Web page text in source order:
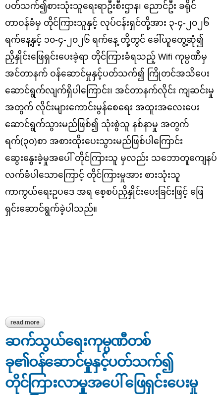
ပတ်သက်၍စားသုံးသူရေးရာဦးစီးဌာန၊ ညောင်ဦး ခရိုင်
တာဝန်ခံမှ တိုင်ကြားသူနှင့် လုပ်ငန်းရှင်တို့အား ၃-၄-၂၀၂၆
ရက်နေ့နှင့် ၁၀-၄-၂၀၂၆ ရက်နေ့ တို့တွင် ခေါ်ယူတွေ့ဆုံ၍
ညှိနှိုင်းဖြေရှင်းပေးခဲ့ရာ တိုင်ကြားခံရသည့် Wifi ကုမ္ပဏီမှ
အင်တာနက် ဝန်ဆောင်မှုနှင့်ပတ်သက်၍ ကြိုတင်အသိပေး
ဆောင်ရွက်လျက်ရှိပါကြောင်း၊ အင်တာနက်လိုင်း ကျဆင်းမှု
အတွက် လိုင်းများကောင်းမွန်စေရေး အထူးအလေးပေး
ဆောင်ရွက်သွားမည်ဖြစ်၍ သုံးစွဲသူ နစ်နာမှု အတွက်
ရက်(၃၀)စာ အစားထိုးပေးသွားမည်ဖြစ်ပါကြောင်း
ဆွေးနွေးခဲ့မှုအပေါ် တိုင်ကြားသူ မှလည်း သဘောတူကျေနပ်
လက်ခံပါသောကြောင့် တိုင်ကြားမှုအား စားသုံးသူ
ကာကွယ်ရေးဥပဒေ အရ စေ့စပ်ညှိနှိုင်းပေးခြင်းဖြင့် ဖြေ
ရှင်းဆောင်ရွက်ခဲ့ပါသည်။
read more about အင်တာနက်ဝန်ဆောင်မှုနှင့်ပတ်သက်၍ တိုင်ကြားလာမှုအပေါ် ဖြေ
ရှင်းပေးမှုအခြေအနေ
ဆက်သွယ်ရေးကုမ္ပဏီတစ်
ခု၏ဝန်ဆောင်မှုနှင့်ပတ်သက်၍
တိုင်ကြားလာမှုအပေါ် ဖြေရှင်းပေးမှု